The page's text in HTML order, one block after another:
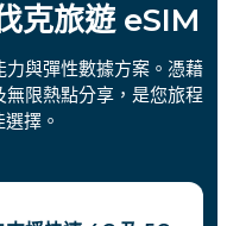
克旅遊 eSIM
與彈性數據方案。憑藉
限熱點分享，是您旅程
擇。